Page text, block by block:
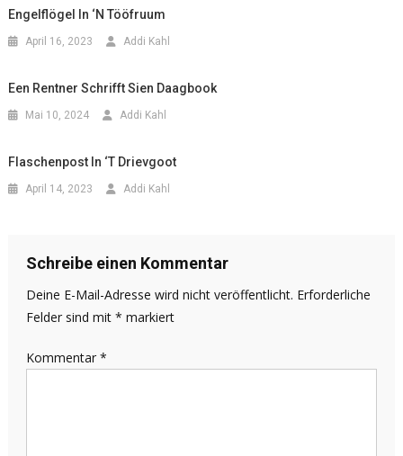
Engelflögel In ‘n Tööfruum
April 16, 2023 Addi Kahl
Een Rentner Schrifft Sien Daagbook
Mai 10, 2024 Addi Kahl
Flaschenpost In ‘t Drievgoot
April 14, 2023 Addi Kahl
Schreibe einen Kommentar
Deine E-Mail-Adresse wird nicht veröffentlicht. Erforderliche
Felder sind mit * markiert
Kommentar *